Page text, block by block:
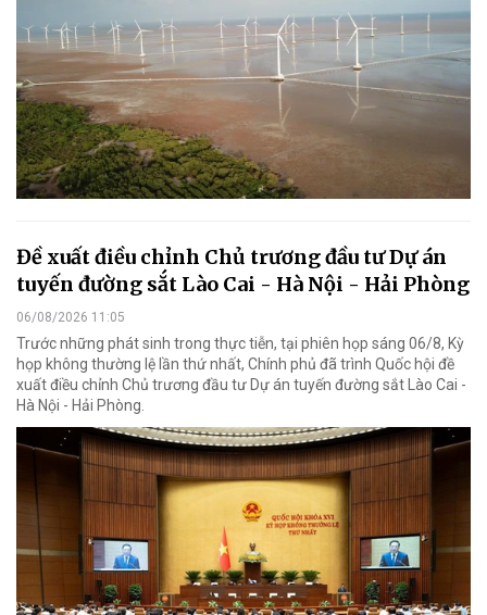
Đề xuất điều chỉnh Chủ trương đầu tư Dự án
tuyến đường sắt Lào Cai - Hà Nội - Hải Phòng
06/08/2026 11:05
Trước những phát sinh trong thực tiễn, tại phiên họp sáng 06/8, Kỳ
họp không thường lệ lần thứ nhất, Chính phủ đã trình Quốc hội đề
xuất điều chỉnh Chủ trương đầu tư Dự án tuyến đường sắt Lào Cai -
Hà Nội - Hải Phòng.